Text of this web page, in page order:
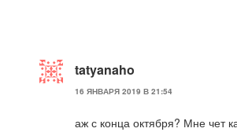
tatyanaho
16 ЯНВАРЯ 2019 В 21:54
аж с конца октября? Мне чет